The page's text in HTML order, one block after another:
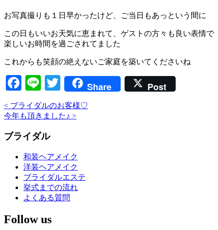
お写真撮りも１日早かったけど、ご当日もあっという間に
この日もいいお天気に恵まれて、ゲストの方々も良い表情で
楽しいお時間を過ごされてました
これからも笑顔の絶えないご家庭を築いてくださいね
Facebook
LineTwitter
Share Post
< ブライダルのお客様♡
今年も頂きました♪ >
ブライダル
和装ヘアメイク
洋装ヘアメイク
ブライダルエステ
挙式までの流れ
よくある質問
Follow us